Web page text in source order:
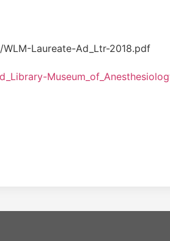
Laureate-Ad_Ltr-2018.pdf